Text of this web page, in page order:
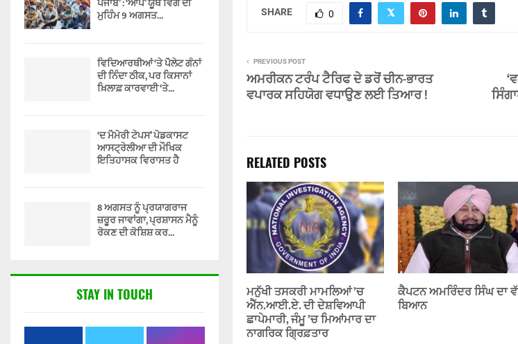
SHARE 0
PREVIOUS POST
ਅਮਰੀਕਨ ਟਰੰਪ ਟੈਰਿਫ ਦੇ ਡਰੋਂ ਚੀਨ-ਭਾਰਤ
ਵਪਾਰਕ ਸਹਿਯੋਗ ਵਧਾਉਣ ਲਈ ਤਿਆਰ !
RELATED POSTS
ਮਨੁੱਖੀ ਤਸਕਰੀ ਮਾਮਲਿਆਂ ’ਚ
ਐੱਨ.ਆਈ.ਏ. ਦੀ ਦੇਸ਼ਵਿਆਪੀ
ਛਾਪੇਮਾਰੀ, ਜੰਮੂ ’ਚ ਮਿਆਂਮਾਰ ਦਾ
ਨਾਗਰਿਕ ਗ੍ਰਿਫ਼ਤਾਰ
ਕੈਪਟਨ ਅਮਰਿੰਦਰ ਸਿੰਘ ਦਾ
ਬਿਆਨ
ਪੰਜਾਬ’ : ‘ਆਪ’ ਯੂਥ ਵਿੰਗ ਦੀ
ਮੁਹਿੰਮ 9 ਅਗਸਤ...
ਵਿਦਿਆਰਥੀਆਂ ‘ਤੇ ਪੈਲੇਟ ਗੰਨਾਂ
ਦੀ ਨਿੰਦਾ ਠੀਕ, ਪਰ ਕਿਸਾਨਾਂ
ਖ਼ਿਲਾਫ਼ ਕਾਰਵਾਈ ‘ਤੇ...
‘ਦ ਮੈਮੋਰੀ ਟੇਪਸ’ ਪੋਡਕਾਸਟ
ਆਸਟ੍ਰੇਲੀਆ ਦੀ ਮੌਖਿਕ
ਇਤਿਹਾਸਕ ਵਿਰਾਸਤ ਹੈ
8 ਅਗਸਤ ਨੂੰ ਪ੍ਰਯਾਗਰਾਜ
ਜ਼ਰੂਰ ਜਾਵਾਂਗਾ, ਪ੍ਰਸ਼ਾਸਨ ਮੈਨੂੰ
ਰੋਕਣ ਦੀ ਕੋਸ਼ਿਸ਼ ਕਰ...
STAY IN TOUCH